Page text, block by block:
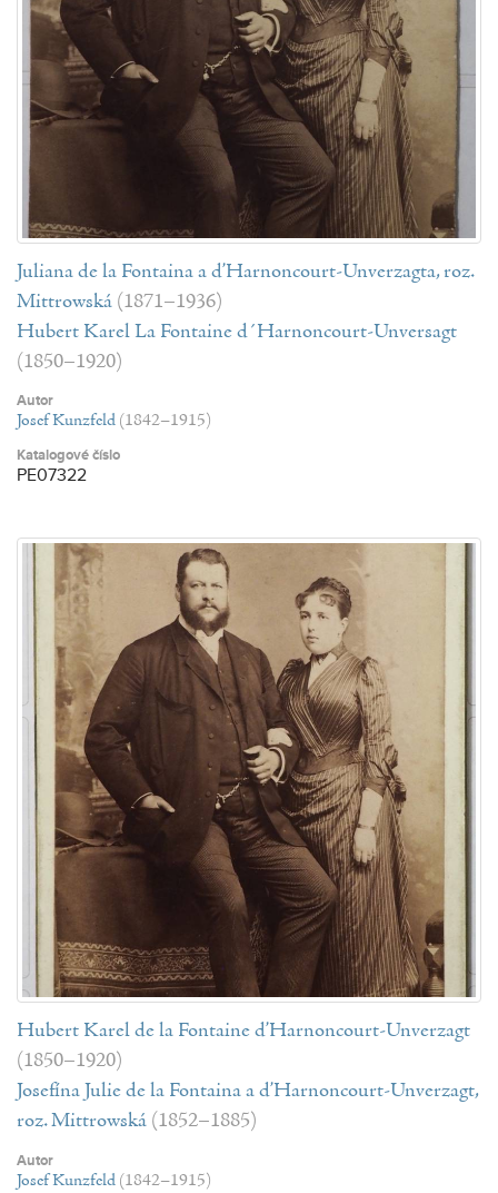
Juliana de la Fontaina a d’Harnoncourt-Unverzagta, roz.
Mittrowská (1871–1936)
Hubert Karel La Fontaine d´Harnoncourt-Unversagt
(1850–1920)
Autor
Josef Kunzfeld (1842–1915)
Katalogové číslo
PE07322
Hubert Karel de la Fontaine d’Harnoncourt-Unverzagt
(1850–1920)
Josefína Julie de la Fontaina a d’Harnoncourt-Unverzagt,
roz. Mittrowská (1852–1885)
Autor
Josef Kunzfeld (1842–1915)